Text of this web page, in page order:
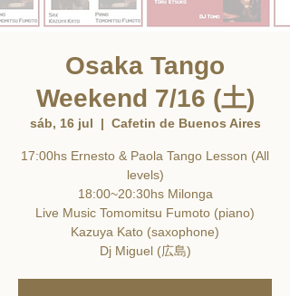
Osaka Tango
Weekend 7/16 (土)
sáb, 16 jul
  |
Cafetin de Buenos Aires
17:00hs Ernesto & Paola Tango Lesson (All
levels)
18:00~20:30hs Milonga
Live Music Tomomitsu Fumoto (piano)
Kazuya Kato (saxophone)